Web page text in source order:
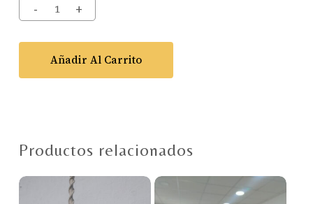
Añadir Al Carrito
Productos relacionados